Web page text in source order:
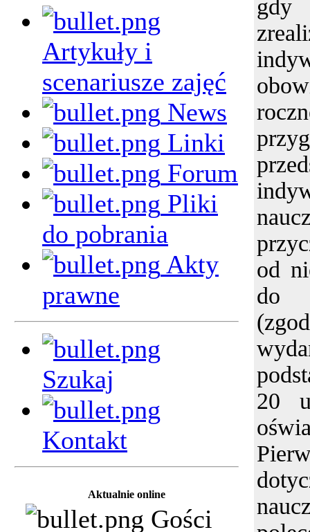
Artykuły i
scenariusze zajęć
News
Linki
Forum
Pliki
do pobrania
Akty
prawne
Szukaj
Kontakt
Aktualnie online
Gości
gdy
od
do
20